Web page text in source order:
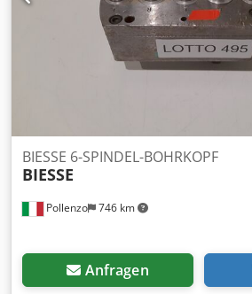
Pollenzo 746 km
BIESSE 6-SPINDEL-BOHRKOPF
BIESSE
Anfragen